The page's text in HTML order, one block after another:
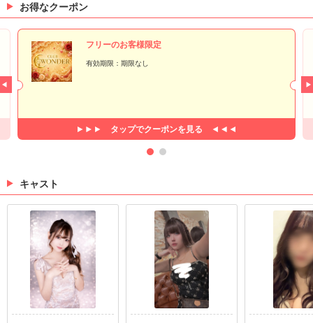
お得なクーポン
フリーのお客様限定
有効期限：期限なし
タップでクーポンを見る
キャスト